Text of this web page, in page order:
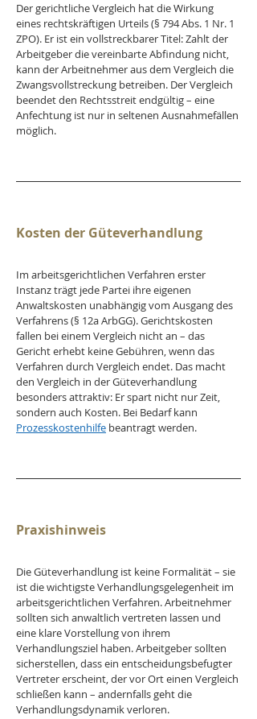
Der gerichtliche Vergleich hat die Wirkung
eines rechtskräftigen Urteils (§ 794 Abs. 1 Nr. 1
ZPO). Er ist ein vollstreckbarer Titel: Zahlt der
Arbeitgeber die vereinbarte Abfindung nicht,
kann der Arbeitnehmer aus dem Vergleich die
Zwangsvollstreckung betreiben. Der Vergleich
beendet den Rechtsstreit endgültig – eine
Anfechtung ist nur in seltenen Ausnahmefällen
möglich.
Kosten der Güteverhandlung
Im arbeitsgerichtlichen Verfahren erster
Instanz trägt jede Partei ihre eigenen
Anwaltskosten unabhängig vom Ausgang des
Verfahrens (§ 12a ArbGG). Gerichtskosten
fallen bei einem Vergleich nicht an – das
Gericht erhebt keine Gebühren, wenn das
Verfahren durch Vergleich endet. Das macht
den Vergleich in der Güteverhandlung
besonders attraktiv: Er spart nicht nur Zeit,
sondern auch Kosten. Bei Bedarf kann
Prozesskostenhilfe beantragt werden.
Praxishinweis
Die Güteverhandlung ist keine Formalität – sie
ist die wichtigste Verhandlungsgelegenheit im
arbeitsgerichtlichen Verfahren. Arbeitnehmer
sollten sich anwaltlich vertreten lassen und
eine klare Vorstellung von ihrem
Verhandlungsziel haben. Arbeitgeber sollten
sicherstellen, dass ein entscheidungsbefugter
Vertreter erscheint, der vor Ort einen Vergleich
schließen kann – andernfalls geht die
Verhandlungsdynamik verloren.